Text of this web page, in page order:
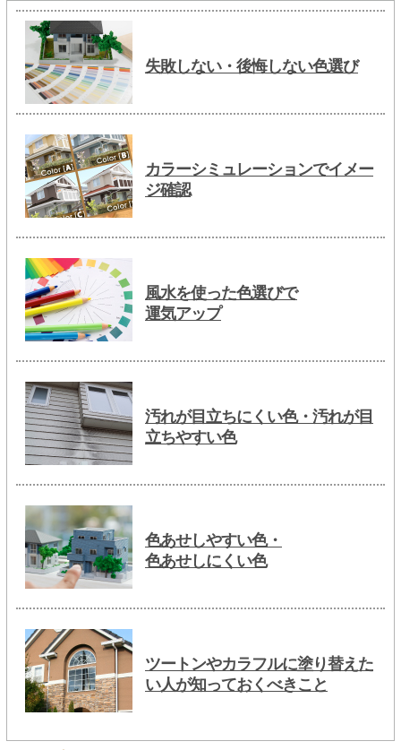
失敗しない・後悔しない色選び
カラーシミュレーションでイメー
ジ確認
風水を使った色選びで
運気アップ
汚れが目立ちにくい色・汚れが目
立ちやすい色
色あせしやすい色・
色あせしにくい色
ツートンやカラフルに塗り替えた
い人が知っておくべきこと